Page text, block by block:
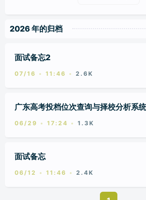
2026 年的归档
面试备忘2
07/16 11:46 2.6K
广东高考投档位次查询与择校分析系统
06/29 17:24 1.3K
面试备忘
06/12 11:46 2.4K